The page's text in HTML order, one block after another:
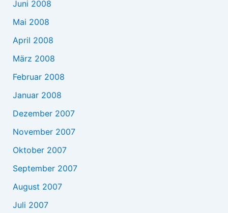
Juni 2008
Mai 2008
April 2008
März 2008
Februar 2008
Januar 2008
Dezember 2007
November 2007
Oktober 2007
September 2007
August 2007
Juli 2007